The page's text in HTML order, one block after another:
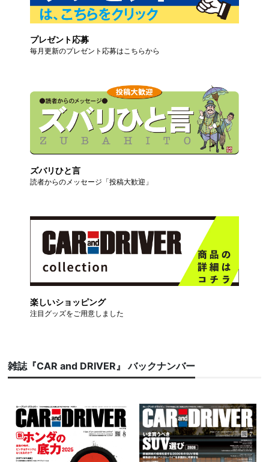
プレゼント応募
毎月更新のプレゼント応募はこちらから
ズバリひと言
読者からのメッセージ「投稿大歓迎」
楽しいショッピング
注目グッズをご用意しました
雑誌『CAR and DRIVER』 バックナンバー